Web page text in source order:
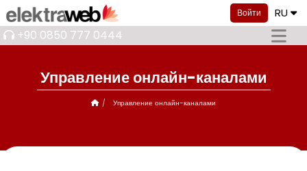
Войти RU
+90 0850 777 0444
Управление онлайн-каналами
Управление онлайн-каналами